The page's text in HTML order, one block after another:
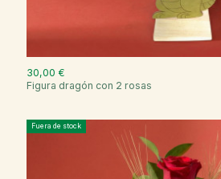
30,00 €
Figura dragón con 2 rosas
Fuera de stock